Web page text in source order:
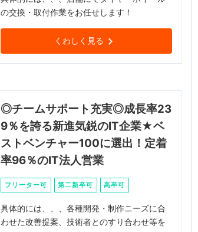
の交換・取付作業をお任せします！
くわしく見る
◎チームサポート充実◎成長率23
9％を誇る新進気鋭のIT企業★ベ
ストベンチャー100に選出！定着
率96％のIT法人営業
フリーター可 第二新卒可 高卒可
具体的には、、、各種開発・制作ニーズに合
わせた改善提案、技術者とのすり合わせ等を